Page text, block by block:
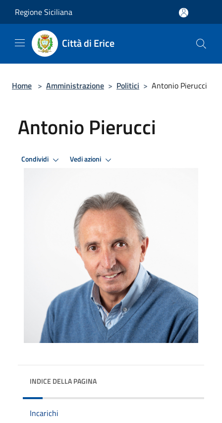
Regione Siciliana
Città di Erice
Home > Amministrazione > Politici > Antonio Pierucci
Antonio Pierucci
Condividi Vedi azioni
INDICE DELLA PAGINA
Incarichi